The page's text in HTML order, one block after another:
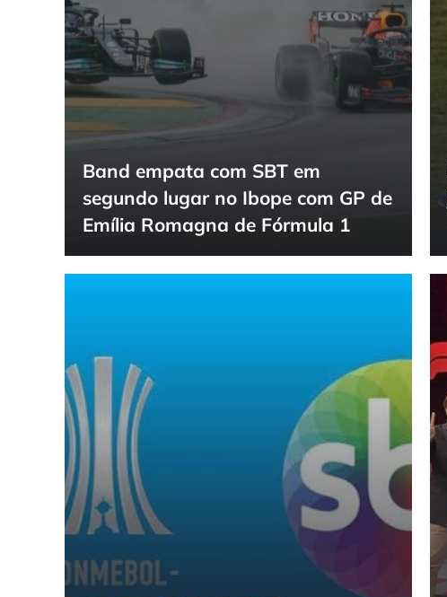
Band empata com SBT em
segundo lugar no Ibope com GP de
Emília Romagna de Fórmula 1